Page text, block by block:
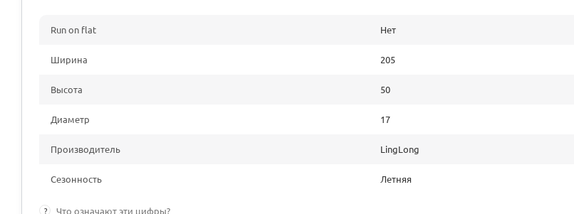
Run on flat Нет
Ширина 205
Высота 50
Диаметр 17
Производитель LingLong
Сезонность Летняя
? Что означают эти цифры?